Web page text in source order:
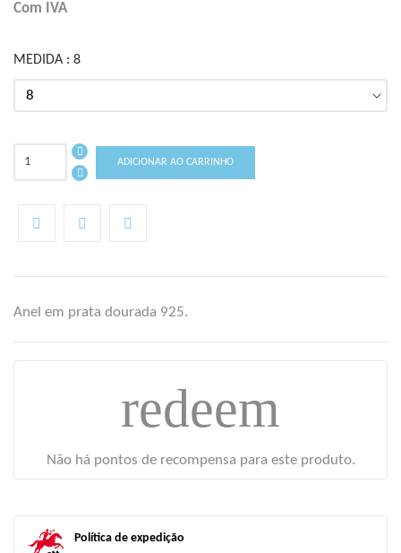
Com IVA
MEDIDA : 8
ADICIONAR AO CARRINHO
redeem
Não há pontos de recompensa para este produto.
Anel em prata dourada 925.
Política de expedição
AS MINHAS LISTAS DE DESEJOS
((CANCELTEXT))
desejos.